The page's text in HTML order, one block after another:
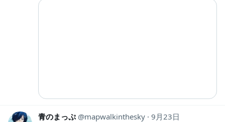
青のまっぷ mapwalkinthesky 9月23日